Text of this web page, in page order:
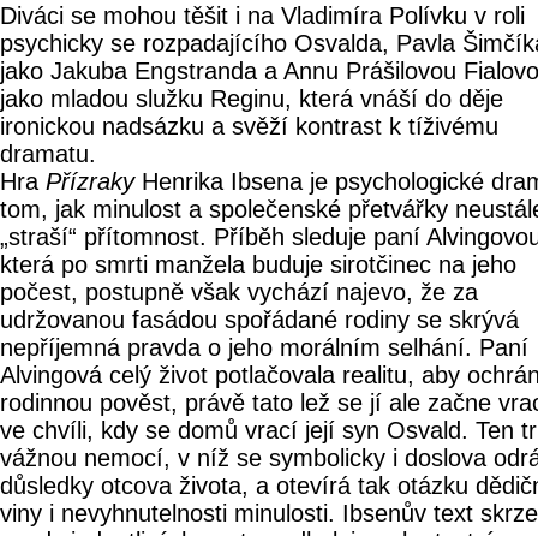
Diváci se mohou těšit i na Vladimíra Polívku v roli
psychicky se rozpadajícího Osvalda, Pavla
jako Jakuba Engstranda a Annu Prášilovou
jako mladou služku Reginu, která vnáší do děje
ironickou nadsázku a svěží kontrast k tíživému
dramatu.
Hra PřízrakyHenrika Ibsena je psychologické
tom, jak minulost a společenské přetvářky
„straší“ přítomnost. Příběh sleduje paní
která po smrti manžela buduje sirotčinec na jeho
počest, postupně však vychází najevo, že za
udržovanou fasádou spořádané rodiny se skrývá
nepříjemná pravda o jeho morálním selhání. Paní
Alvingová celý život potlačovala realitu, aby
rodinnou pověst, právě tato lež se jí ale začne
ve chvíli, kdy se domů vrací její syn Osvald. Ten
vážnou nemocí, v níž se symbolicky i doslova
důsledky otcova života, a otevírá tak otázku
viny i nevyhnutelnosti minulosti. Ibsenův text skrze